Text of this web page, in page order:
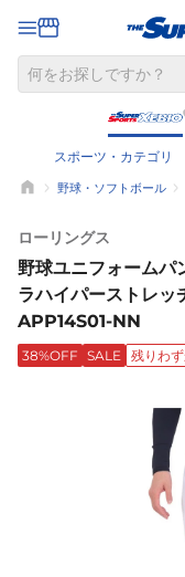
スポーツ・カテゴリ
野球・ソフトボール
ローリングス
野球ユニフォーム
ラハイパーストレッ
APP14S01-NN
38%OFF SALE 残りわ